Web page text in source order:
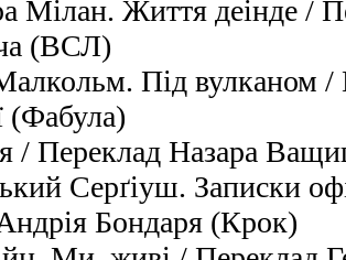
Мілан. Життя деінде /
(ВСЛ)
Під вулканом /
(Фабула)
/ Переклад Назара
Серґіуш. Записки
Бондаря (Крок)